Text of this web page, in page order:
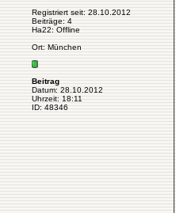
Registriert seit: 28.10.2012
Beiträge: 4
Ha22: Offline
Ort: München
Beitrag
Datum: 28.10.2012
Uhrzeit: 18:11
ID: 48346